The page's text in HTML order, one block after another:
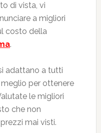
di vista, vi
a migliori
costo della
.
adattano a tutti
per ottenere
le migliori
che non
mai visti.